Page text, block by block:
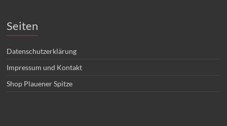
Seiten
Datenschutzerklärung
Impressum und Kontakt
Shop Plauener Spitze